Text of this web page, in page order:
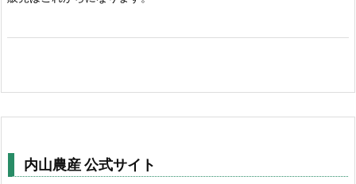
内山農産 公式サイト